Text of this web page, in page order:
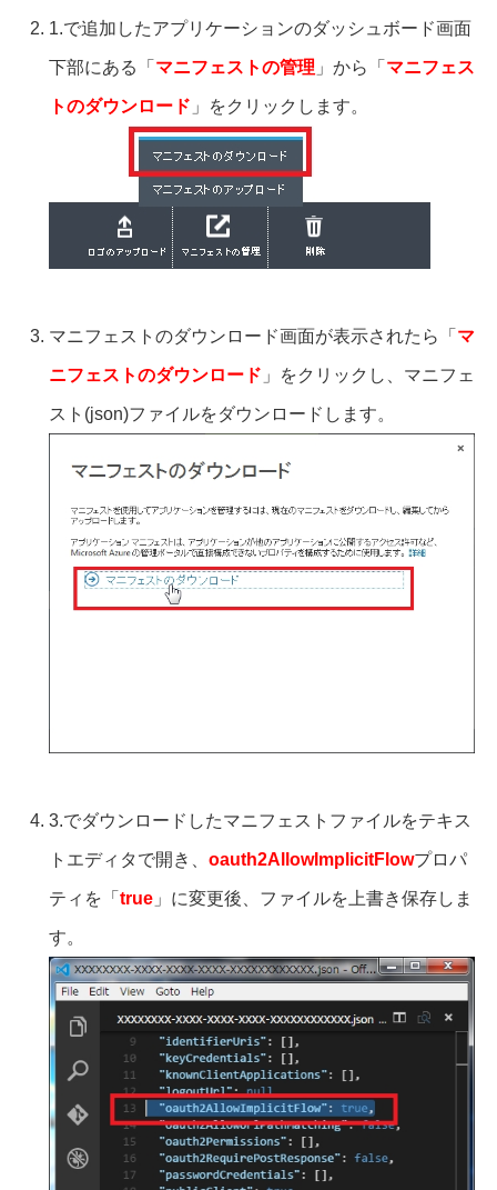
1.で追加したアプリケーションのダッシュボード画面
下部にある「 マニフェストの管理 」から「 マニフェス
トのダウンロード 」をクリックします。
マニフェストのダウンロード画面が表示されたら「 マ
ニフェストのダウンロード 」をクリックし、マニフェ
スト(json)ファイルをダウンロードします。
3.でダウンロードしたマニフェストファイルをテキス
トエディタで開き、 oauth2AllowImplicitFlowプロパ
ティを「 true 」に変更後、ファイルを上書き保存しま
す。